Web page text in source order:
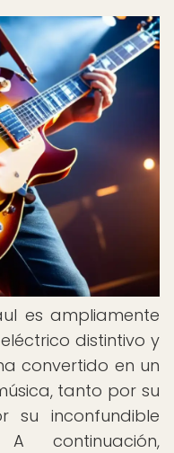
es ampliamente
distintivo y
convertido en un
tanto por su
su inconfundible
continuación,